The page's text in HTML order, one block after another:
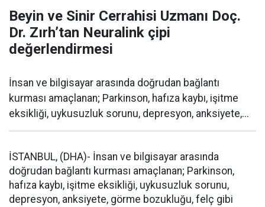
Beyin ve Sinir Cerrahisi Uzmanı Doç.
Dr. Zırh’tan Neuralink çipi
değerlendirmesi
İnsan ve bilgisayar arasında doğrudan bağlantı
kurması amaçlanan; Parkinson, hafıza kaybı, işitme
eksikliği, uykusuzluk sorunu, depresyon, anksiyete,...
İSTANBUL, (DHA)- İnsan ve bilgisayar arasında
doğrudan bağlantı kurması amaçlanan; Parkinson,
hafıza kaybı, işitme eksikliği, uykusuzluk sorunu,
depresyon, anksiyete, görme bozukluğu, felç gibi